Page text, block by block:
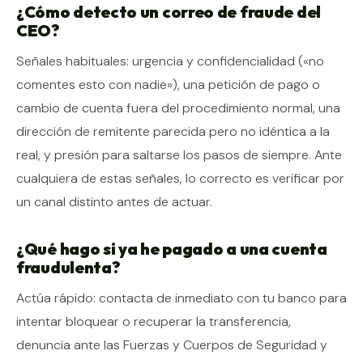
¿Cómo detecto un correo de fraude del
CEO?
Señales habituales: urgencia y confidencialidad («no
comentes esto con nadie»), una petición de pago o
cambio de cuenta fuera del procedimiento normal, una
dirección de remitente parecida pero no idéntica a la
real, y presión para saltarse los pasos de siempre. Ante
cualquiera de estas señales, lo correcto es verificar por
un canal distinto antes de actuar.
¿Qué hago si ya he pagado a una cuenta
fraudulenta?
Actúa rápido: contacta de inmediato con tu banco para
intentar bloquear o recuperar la transferencia,
denuncia ante las Fuerzas y Cuerpos de Seguridad y